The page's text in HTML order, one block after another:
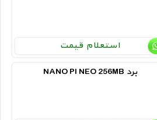
استعلام قیمت
NANO PI NEO 256MB برد